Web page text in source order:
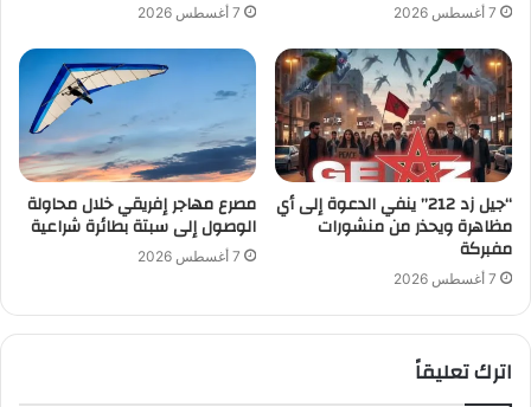
7 أغسطس 2026 7 أغسطس 2026
“جيل زد 212” ينفي الدعوة إلى أي
مظاهرة ويحذر من منشورات
مفبركة
7 أغسطس 2026
مصرع مهاجر إفريقي خلال محاولة
الوصول إلى سبتة بطائرة شراعية
7 أغسطس 2026
اترك تعليقاً